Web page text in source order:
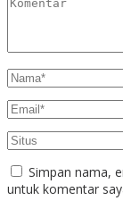
Simpan nama,
untuk komentar